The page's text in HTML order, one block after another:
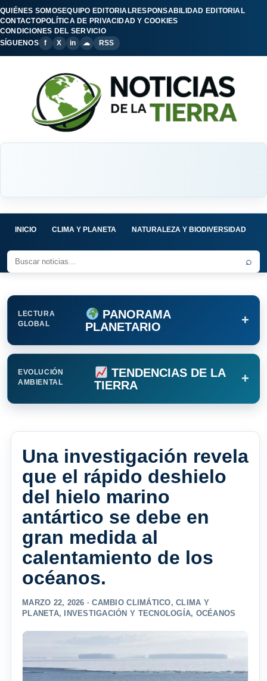
QUIÉNES SOMOSEQUIPO EDITORIALRESPONSABILIDAD EDITORIAL
CONTACTOPOLÍTICA DE PRIVACIDAD Y COOKIES
CONDICIONES DEL SERVICIO
SÍGUENOS
f X in ☁ RSS
INICIO CLIMA Y PLANETA NATURALEZA Y BIODIVERSIDAD
⌕
LECTURA
GLOBAL
PANORAMA
PLANETARIO
+
EVOLUCIÓN
AMBIENTAL
TENDENCIAS DE LA
TIERRA
+
Una investigación revela
que el rápido deshielo
del hielo marino
antártico se debe en
gran medida al
calentamiento de los
océanos.
MARZO 22, 2026 ·CAMBIO CLIMÁTICO,CLIMA Y
PLANETA, INVESTIGACIÓN Y TECNOLOGÍA, OCÉANOS